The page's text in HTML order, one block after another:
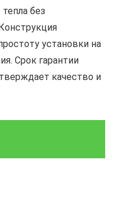
без
установки на
Срок гарантии
качество и